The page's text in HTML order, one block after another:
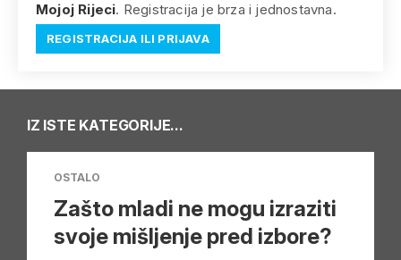
Mojoj Rijeci. Registracija je brza i jednostavna.
REGISTRACIJA ILI PRIJAVA
IZ ISTE KATEGORIJE...
OSTALO
Zašto mladi ne mogu izraziti
svoje mišljenje pred izbore?